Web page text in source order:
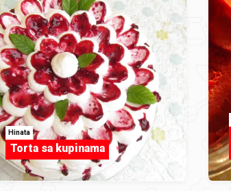
Hinata
Torta sa kupinama